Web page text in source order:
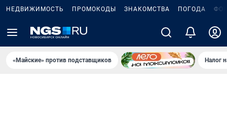
НЕДВИЖИМОСТЬ ПРОМОКОДЫ ЗНАКОМСТВА ПОГОДА
«Майские» против подставщиков Налог